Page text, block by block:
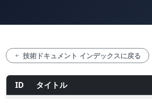
技術ドキュメント インデックスに戻る
ID タイトル